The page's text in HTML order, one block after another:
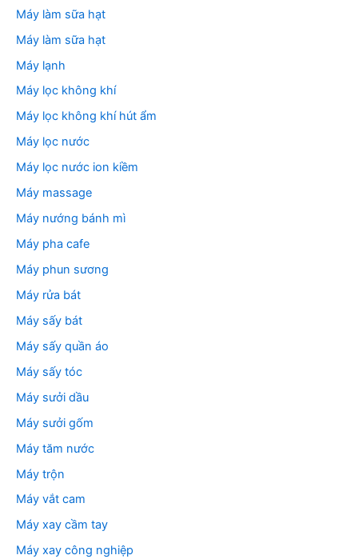
Máy làm sữa hạt
Máy làm sữa hạt
Máy lạnh
Máy lọc không khí
Máy lọc không khí hút ẩm
Máy lọc nước
Máy lọc nước ion kiềm
Máy massage
Máy nướng bánh mì
Máy pha cafe
Máy phun sương
Máy rửa bát
Máy sấy bát
Máy sấy quần áo
Máy sấy tóc
Máy sưởi dầu
Máy sưởi gốm
Máy tăm nước
Máy trộn
Máy vắt cam
Máy xay cầm tay
Máy xay công nghiệp